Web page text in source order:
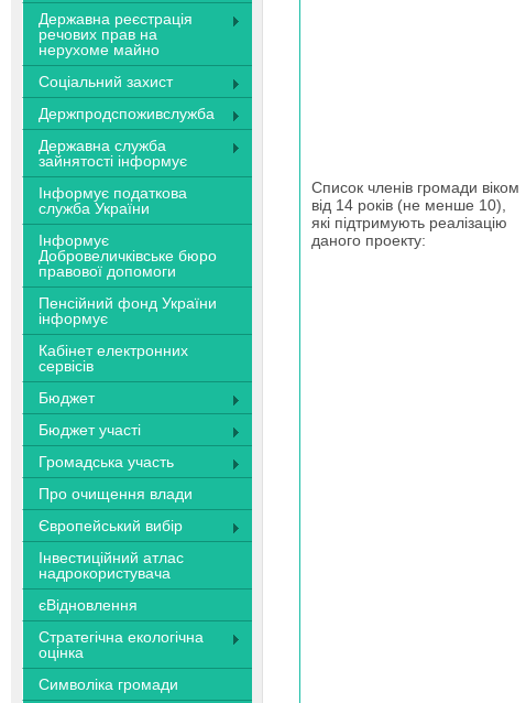
Державна реєстрація
речових прав на
нерухоме майно
Соціальний захист
Держпродспоживслужба
Державна служба
зайнятості інформує
Інформує податкова
служба України
Інформує
Добровеличківське бюро
правової допомоги
Пенсійний фонд України
інформує
Кабінет електронних
сервісів
Бюджет
Бюджет участі
Громадська участь
Про очищення влади
Європейський вибір
Інвестиційний атлас
надрокористувача
єВідновлення
Стратегічна екологічна
оцінка
Символіка громади
Список членів громади віком
від 14 років (не менше 10),
які підтримують реалізацію
даного проекту: